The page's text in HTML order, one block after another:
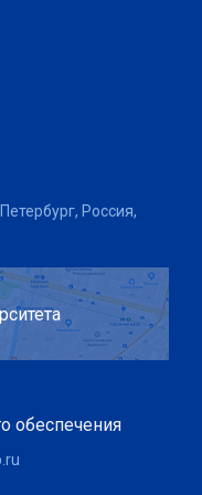
Россия,
обеспечения